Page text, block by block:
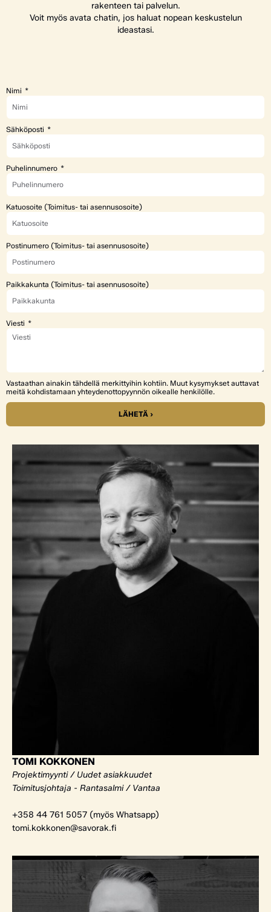
rakenteen tai palvelun.
Voit myös avata chatin, jos haluat nopean keskustelun
ideastasi.
Nimi
Sähköposti
Puhelinnumero
Katuosoite (Toimitus- tai asennusosoite)
Postinumero (Toimitus- tai asennusosoite)
Paikkakunta (Toimitus- tai asennusosoite)
Viesti
Vastaathan ainakin tähdellä merkittyihin kohtiin. Muut kysymykset auttavat
meitä kohdistamaan yhteydenottopyynnön oikealle henkilölle.
LÄHETÄ ›
TOMI KOKKONEN
Projektimyynti / Uudet asiakkuudet
Toimitusjohtaja - Rantasalmi / Vantaa
+358 44 761 5057 (myös Whatsapp)
tomi.kokkonen@savorak.fi